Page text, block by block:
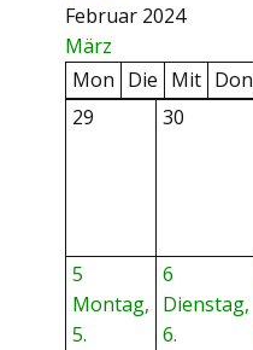
Februar 2024
März
Mon Die Mit Don
29
30
5
Montag,
5.
6
Dienstag,
6.